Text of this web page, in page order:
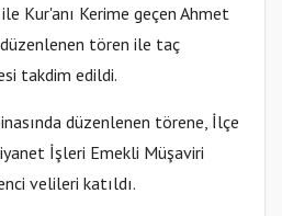
Kur'anı Kerime geçen Ahmet
tören ile taç
takdim edildi.
düzenlenen törene, İlçe
İşleri Emekli Müşaviri
velileri katıldı.